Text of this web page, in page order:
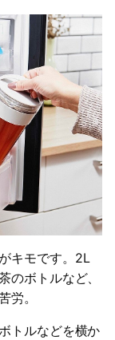
がキモです。2L
のボトルなど、
労。
トルなどを横か